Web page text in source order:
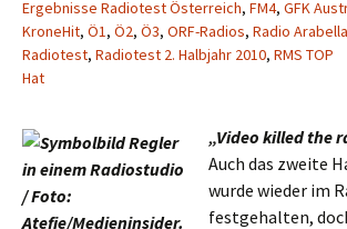
Ergebnisse Radiotest Österreich, FM4, GFK
KroneHit, Ö1, Ö2, Ö3, ORF-Radios, Radio Arabella
Radiotest, Radiotest 2. Halbjahr 2010, RMS TOP
Hat
„Video killed the
Auch das zweite
wurde wieder im
festgehalten,